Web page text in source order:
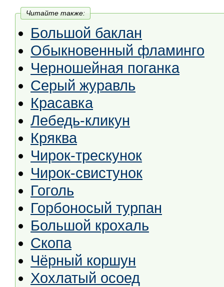
Читайте также:
Большой баклан
Обыкновенный фламинго
Черношейная поганка
Серый журавль
Красавка
Лебедь-кликун
Кряква
Чирок-трескунок
Чирок-свистунок
Гоголь
Горбоносый турпан
Большой крохаль
Скопа
Чёрный коршун
Хохлатый осоед